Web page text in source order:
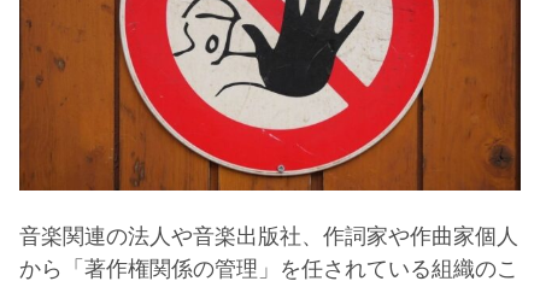
音楽関連の法人や音楽出版社、作詞家や作曲家個人
から「著作権関係の管理」を任されている組織のこ